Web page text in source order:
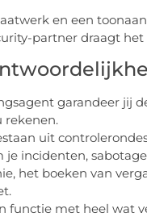
en een
partner draagt
garandeer jij
rekenen.
uit
je incidenten,
het boeken van
functie met heel wat